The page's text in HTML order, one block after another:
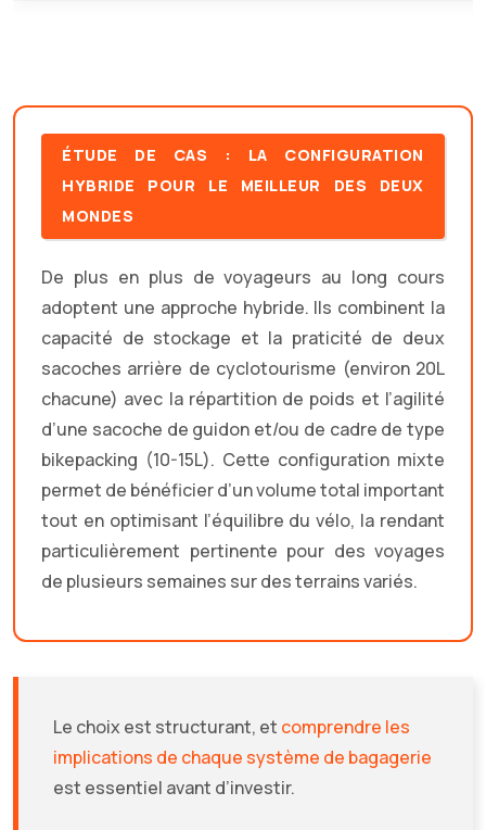
ÉTUDE DE CAS : LA CONFIGURATION
HYBRIDE POUR LE MEILLEUR DES DEUX
MONDES
De plus en plus de voyageurs au long cours
adoptent une approche hybride. Ils combinent la
capacité de stockage et la praticité de deux
sacoches arrière de cyclotourisme (environ 20L
chacune) avec la répartition de poids et l’agilité
d’une sacoche de guidon et/ou de cadre de type
bikepacking (10-15L). Cette configuration mixte
permet de bénéficier d’un volume total important
tout en optimisant l’équilibre du vélo, la rendant
particulièrement pertinente pour des voyages
de plusieurs semaines sur des terrains variés.
Le choix est structurant, et comprendre les
implications de chaque système de bagagerie
est essentiel avant d’investir.